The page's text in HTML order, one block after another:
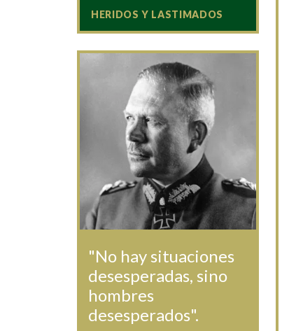
HERIDOS Y LASTIMADOS
"No hay situaciones
desesperadas, sino
hombres
desesperados".